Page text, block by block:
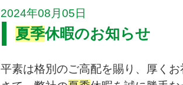
2024年08月05日
夏季休暇のお知らせ
平素は格別のご高配を賜り、厚く